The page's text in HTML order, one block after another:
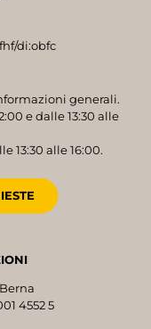
di:obfc
generali.
e dalle 13:30 alle
13:30 alle 16:00.
4552 5